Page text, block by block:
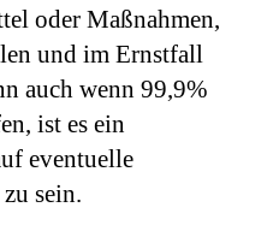
oder Maßnahmen,
und im Ernstfall
auch wenn 99,9%
ist es ein
eventuelle
sein.